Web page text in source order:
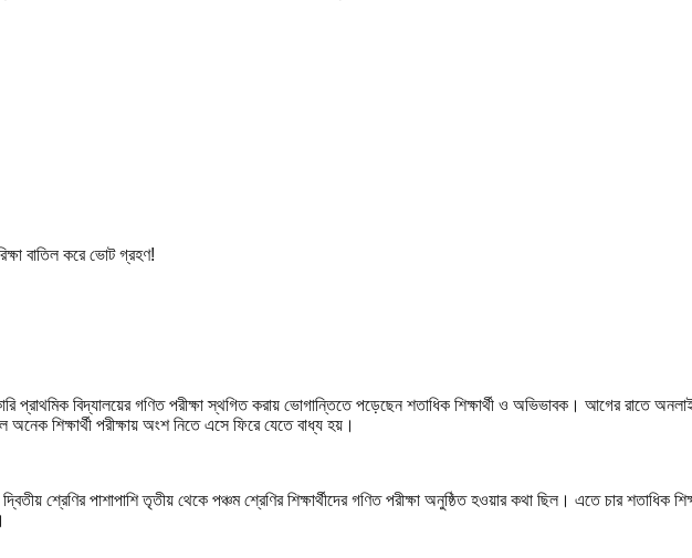
প্রাথমিক বিদ্যালয়ের গণিত পরীক্ষা স্থগিত করায় ভোগান্তিতে পড়েছেন শতাধিক শিক্ষার্থী ও অভিভাবক। আগের রাতে
শিক্ষার্থী পরীক্ষায় অংশ নিতে এসে ফিরে যেতে বাধ্য হয়।
শ্রেণির পাশাপাশি তৃতীয় থেকে পঞ্চম শ্রেণির শিক্ষার্থীদের গণিত পরীক্ষা অনুষ্ঠিত হওয়ার কথা ছিল। এতে চার শতাধিক